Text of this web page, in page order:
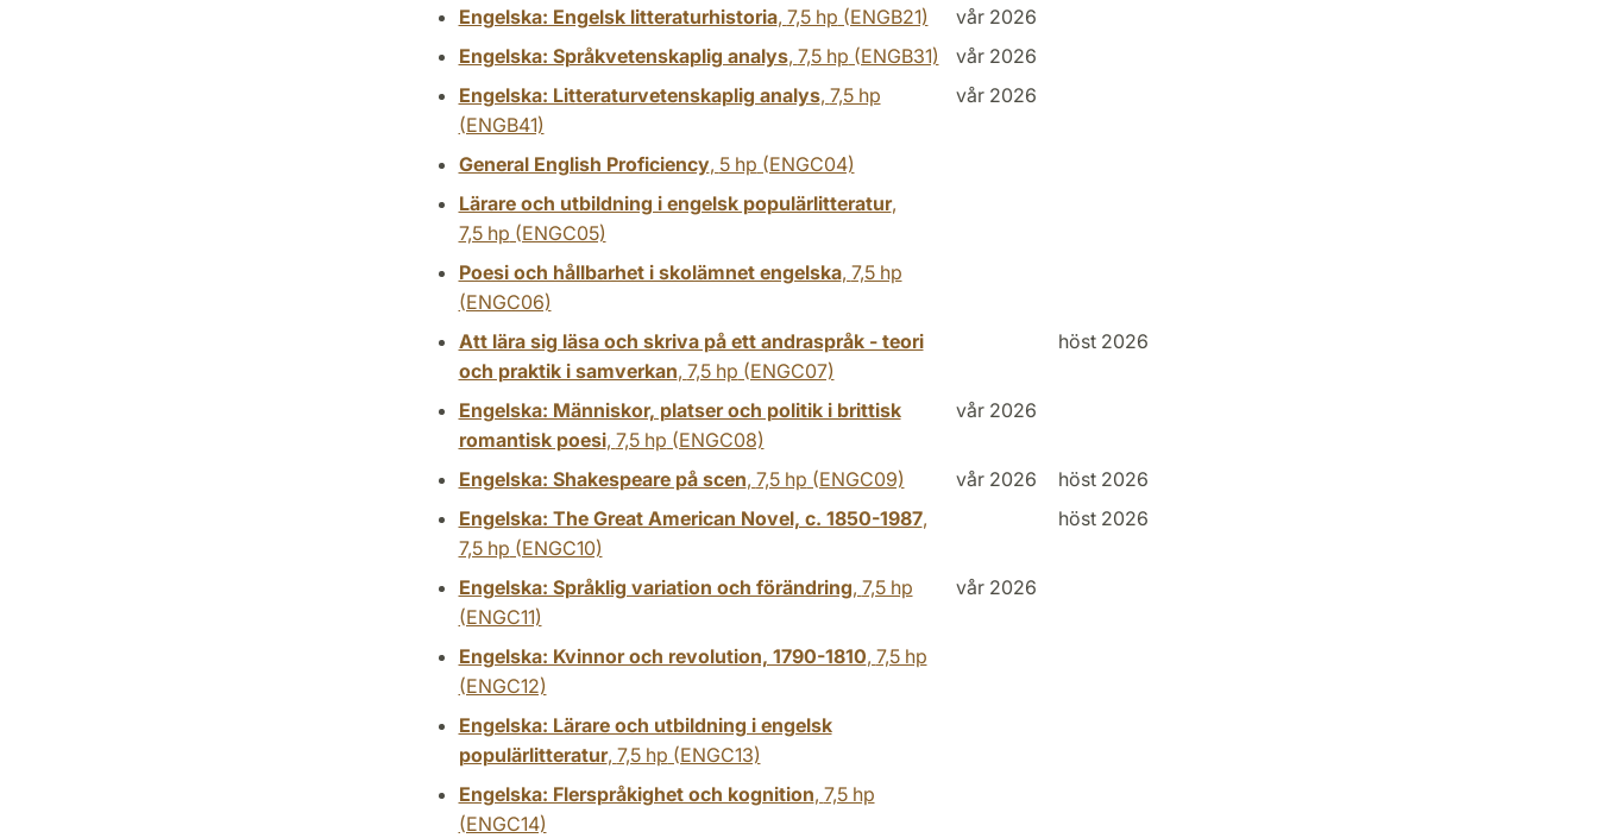
Engelska: Engelsk litteraturhistoria, 7,5 hp (ENGB21)
vår 2026
Engelska: Språkvetenskaplig analys, 7,5 hp (ENGB31)
vår 2026
Engelska: Litteraturvetenskaplig analys, 7,5 hp
(ENGB41)
vår 2026
General English Proficiency, 5 hp (ENGC04)
Lärare och utbildning i engelsk populärlitteratur,
7,5 hp (ENGC05)
Poesi och hållbarhet i skolämnet engelska, 7,5 hp
(ENGC06)
Att lära sig läsa och skriva på ett andraspråk - teori
och praktik i samverkan, 7,5 hp (ENGC07)
höst 2026
Engelska: Människor, platser och politik i brittisk
romantisk poesi, 7,5 hp (ENGC08)
vår 2026
Engelska: Shakespeare på scen, 7,5 hp (ENGC09) vår 2026
höst 2026
Engelska: The Great American Novel, c. 1850-1987,
7,5 hp (ENGC10)
höst 2026
Engelska: Språklig variation och förändring, 7,5 hp
(ENGC11)
vår 2026
Engelska: Kvinnor och revolution, 1790-1810, 7,5 hp
(ENGC12)
Engelska: Lärare och utbildning i engelsk
populärlitteratur, 7,5 hp (ENGC13)
Engelska: Flerspråkighet och kognition, 7,5 hp
(ENGC14)